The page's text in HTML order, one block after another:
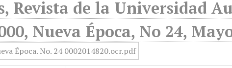
Revista de la Universidad
Nueva Época, No 24,